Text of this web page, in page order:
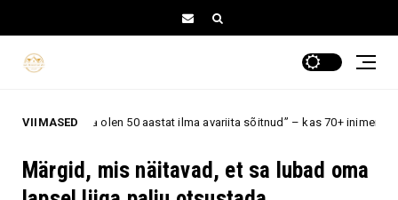
VIIMASED
„Ma olen 50 aastat ilma avariita sõitnud” – kas 70+ inimene peaks
Märgid, mis näitavad, et sa lubad oma